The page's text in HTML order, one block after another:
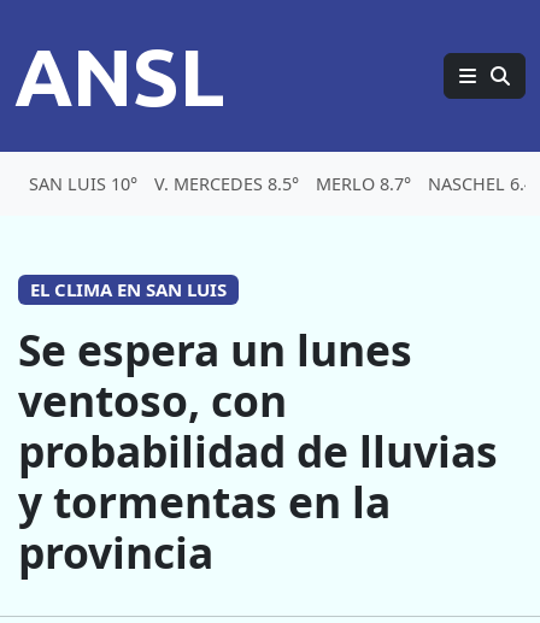
ANSL
SAN LUIS 10° V. MERCEDES 8.5° MERLO 8.7° NASCHEL 6.4°
EL CLIMA EN SAN LUIS
Se espera un lunes
ventoso, con
probabilidad de lluvias
y tormentas en la
provincia